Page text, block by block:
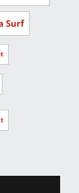
Surf